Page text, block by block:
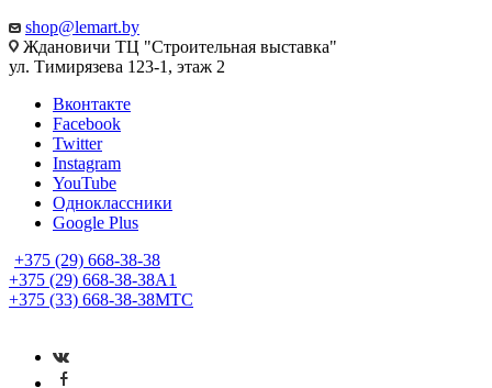
shop@lemart.by
Ждановичи ТЦ "Строительная выставка"
ул. Тимирязева 123-1, этаж 2
Вконтакте
Facebook
Twitter
Instagram
YouTube
Одноклассники
Google Plus
+375 (29) 668-38-38
+375 (29) 668-38-38A1
+375 (33) 668-38-38МТС